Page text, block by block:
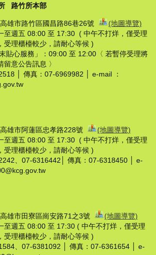
路竹所本部
雄市路竹區國昌路86巷26號
(地圖導覽)
至週五 08:00 至 17:30 ( 中午不打烊，僅受理
受理櫃檯較少，請耐心等候 )
貼心服務」：09:00 至 12:00〈 若暫停受理將
意公告訊息 〉
│ 傳真：07-6969982 │ e-mail ：
雄市阿蓮區忠孝路228號
(地圖導覽)
至週五 08:00 至 17:30 ( 中午不打烊，僅受理
受理櫃檯較少，請耐心等候 )
、07-6316442│ 傳真：07-6318450 │ e-
雄市田寮區崗安路71之3號
(地圖導覽)
至週五 08:00 至 17:30 ( 中午不打烊，僅受理
受理櫃檯較少，請耐心等候 )
、07-6381092 │ 傳真：07-6361654 │ e-